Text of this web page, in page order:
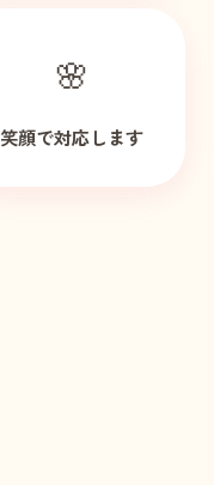
🌸
笑顔で対応します